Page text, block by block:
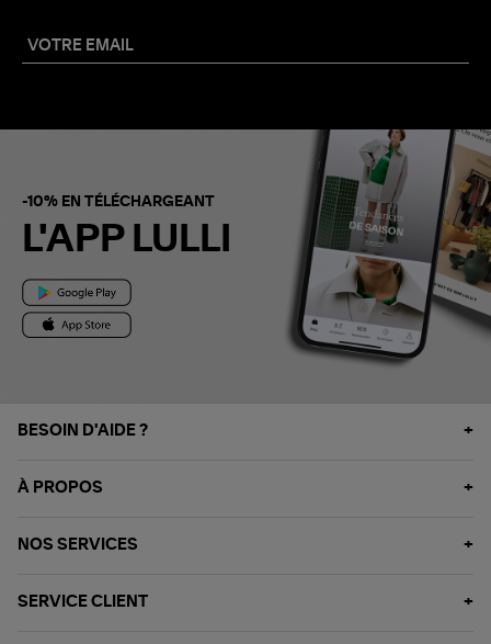
-10% EN TÉLÉCHARGEANT
L'APP LULLI
BESOIN D'AIDE ?
À PROPOS
NOS SERVICES
SERVICE CLIENT